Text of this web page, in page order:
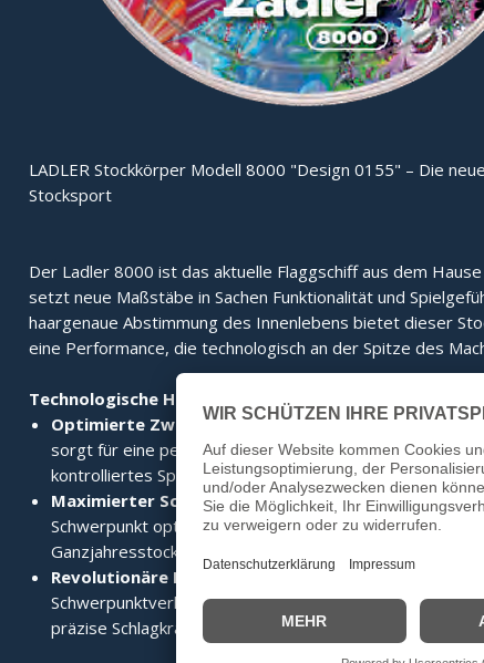
LADLER Stockkörper Modell 8000 "Design 0155" – Die
Stocksport
Der Ladler 8000 ist das aktuelle Flaggschiff aus dem
setzt neue Maßstäbe in Sachen Funktionalität und
haargenaue Abstimmung des Innenlebens bietet dieser
eine Performance, die technologisch an der Spitze des
Technologische Highlights:
Optimierte Zwischenplatte:Das eigens entwickelte
sorgt für eine perfekte Kraftübertragung und ein
kontrolliertes Spielgefühl.
Maximierter Schwerpunkt:Dank des speziellen
Schwerpunkt optimiert verlagert, was den Ladler 8000
Ganzjahresstock macht.
Revolutionäre Laufruhe:
Die Technik der Gesamt-
Schwerpunktverlagerung sorgt für ein stabiles
präzise Schlagkraft.